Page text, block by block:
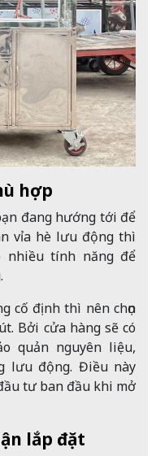
hợp
đang hướng tới để
vỉa hè lưu động thì
nhiều tính năng để
cố định thì nên chọn
Bởi cửa hàng sẽ có
quản nguyên liệu,
lưu động. Điều này
tư ban đầu khi mở
lắp đặt